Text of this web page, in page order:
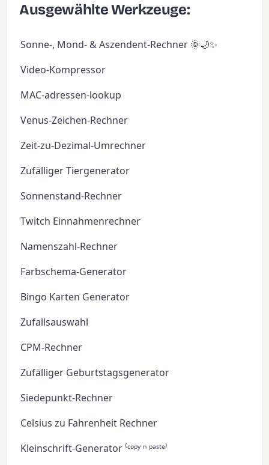
Ausgewählte Werkzeuge:
Sonne-, Mond- & Aszendent-Rechner 🌞🌙✨
Video-Kompressor
MAC-adressen-lookup
Venus-Zeichen-Rechner
Zeit-zu-Dezimal-Umrechner
Zufälliger Tiergenerator
Sonnenstand-Rechner
Twitch Einnahmenrechner
Namenszahl-Rechner
Farbschema-Generator
Bingo Karten Generator
Zufallsauswahl
CPM-Rechner
Zufälliger Geburtstagsgenerator
Siedepunkt-Rechner
Celsius zu Fahrenheit Rechner
Kleinschrift-Generator ⁽ᶜᵒᵖʸ ⁿ ᵖᵃˢᵗᵉ⁾